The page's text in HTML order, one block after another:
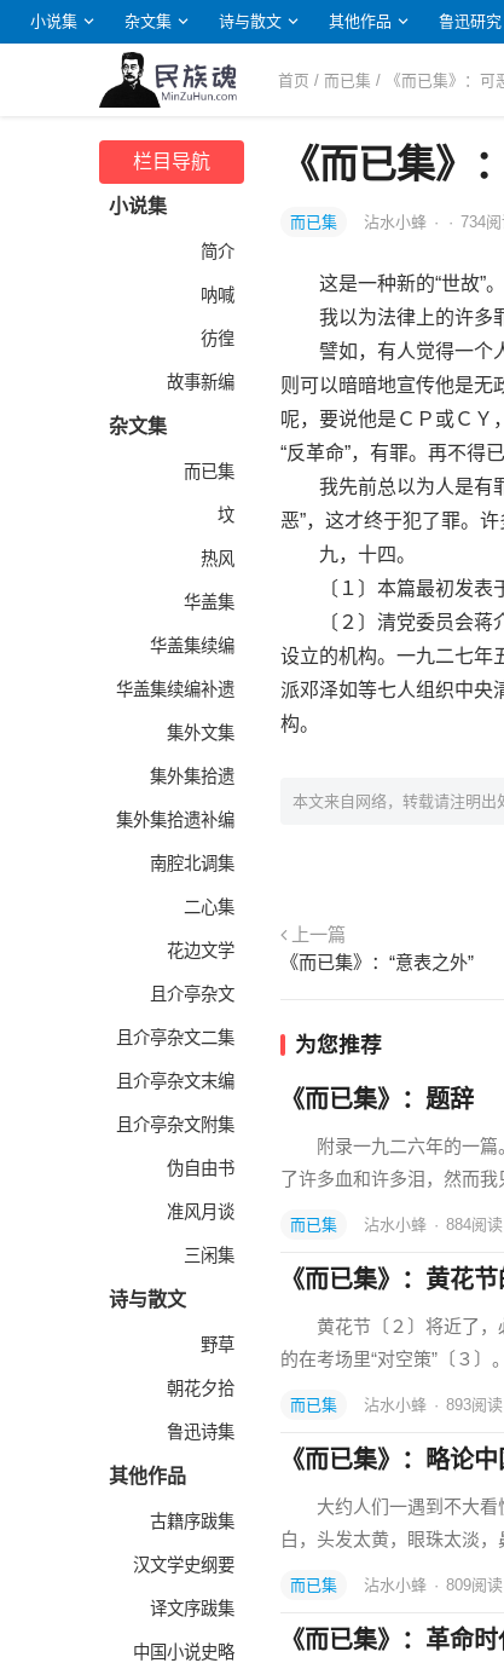
小说集 杂文集 诗与散文 其他作品 鲁迅研究
首页 /而已集 / 《而已集》：可
栏目导航
小说集
简介
呐喊
彷徨
故事新编
杂文集
而已集
坟
热风
华盖集
华盖集续编
华盖集续编补遗
集外文集
集外集拾遗
集外集拾遗补编
南腔北调集
二心集
花边文学
且介亭杂文
且介亭杂文二集
且介亭杂文末编
且介亭杂文附集
伪自由书
准风月谈
三闲集
诗与散文
野草
朝花夕拾
鲁迅诗集
其他作品
古籍序跋集
汉文学史纲要
译文序跋集
中国小说史略
《而已集》
而已集 沾水小蜂 · · 734
这是一种新的“世故”。
我以为法律上的许多罪
譬如，有人觉得一个人
则可以暗暗地宣传他是无
呢，要说他是ＣＰ或ＣＹ
“反革命”，有罪。再不得
我先前总以为人是有罪
恶”，这才终于犯了罪。许
九，十四。
〔１〕本篇最初发表于
〔２〕清党委员会蒋介
设立的机构。一九二七年
派邓泽如等七人组织中央
构。
本文来自网络，转载请注明出
上一篇
《而已集》：“意表之外”
为您推荐
《而已集》：题辞
附录一九二六年的一篇
了许多血和许多泪，然
而已集 沾水小蜂 · 884阅读
《而已集》：黄花
黄花节〔２〕将近了，
的在考场里“对空策”〔３
而已集 沾水小蜂 · 893阅读
《而已集》：略论
大约人们一遇到不大看
白，头发太黄，眼珠太淡
而已集 沾水小蜂 · 809阅读
《而已集》：革命